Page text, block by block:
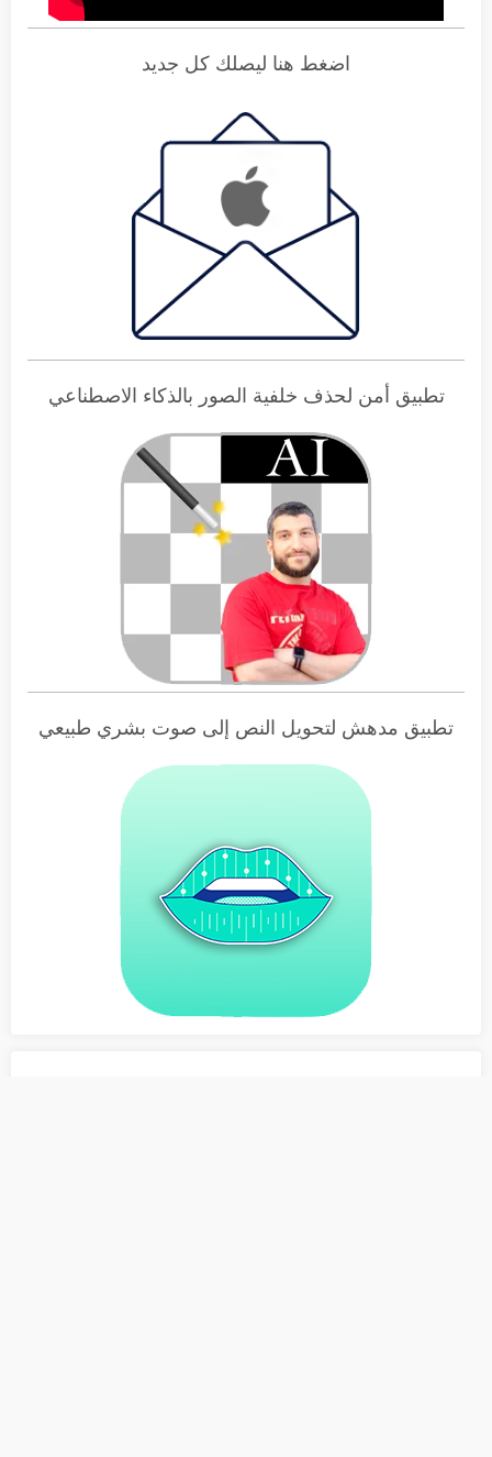
اضغط هنا ليصلك كل جديد
تطبيق أمن لحذف خلفية الصور بالذكاء الاصطناعي
تطبيق مدهش لتحويل النص إلى صوت بشري طبيعي